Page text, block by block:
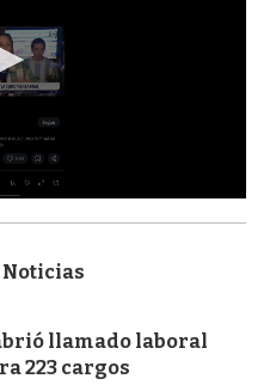
llamado laboral
223 cargos